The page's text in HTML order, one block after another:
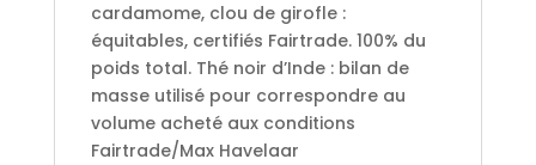
cardamome, clou de girofle :
équitables, certifiés Fairtrade. 100% du
poids total. Thé noir d’Inde : bilan de
masse utilisé pour correspondre au
volume acheté aux conditions
Fairtrade/Max Havelaar